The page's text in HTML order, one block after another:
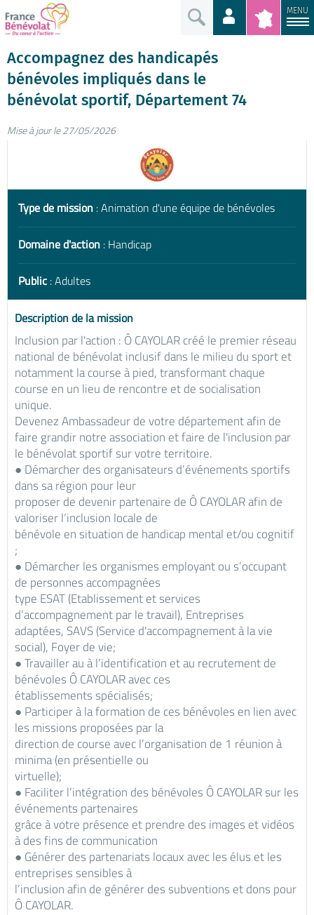
MENU
Accompagnez des handicapés
bénévoles impliqués dans le
bénévolat sportif, Département 74
Mise à jour le 27/05/2026
Type de mission : Animation d'une équipe de bénévoles
Domaine d'action : Handicap
Public : Adultes
Description de la mission
Inclusion par l'action : Ô CAYOLAR créé le premier réseau
national de bénévolat inclusif dans le milieu du sport et
notamment la course à pied, transformant chaque
course en un lieu de rencontre et de socialisation
unique.
Devenez Ambassadeur de votre département afin de
faire grandir notre association et faire de l'inclusion par
le bénévolat sportif sur votre territoire.
● Démarcher des organisateurs d’événements sportifs
dans sa région pour leur
proposer de devenir partenaire de Ô CAYOLAR afin de
valoriser l’inclusion locale de
bénévole en situation de handicap mental et/ou cognitif
;
● Démarcher les organismes employant ou s’occupant
de personnes accompagnées
type ESAT (Etablissement et services
d’accompagnement par le travail), Entreprises
adaptées, SAVS (Service d'accompagnement à la vie
social), Foyer de vie;
● Travailler au à l’identification et au recrutement de
bénévoles Ô CAYOLAR avec ces
établissements spécialisés;
● Participer à la formation de ces bénévoles en lien avec
les missions proposées par la
direction de course avec l’organisation de 1 réunion à
minima (en présentielle ou
virtuelle);
● Faciliter l’intégration des bénévoles Ô CAYOLAR sur les
événements partenaires
grâce à votre présence et prendre des images et vidéos
à des fins de communication
● Générer des partenariats locaux avec les élus et les
entreprises sensibles à
l’inclusion afin de générer des subventions et dons pour
Ô CAYOLAR.